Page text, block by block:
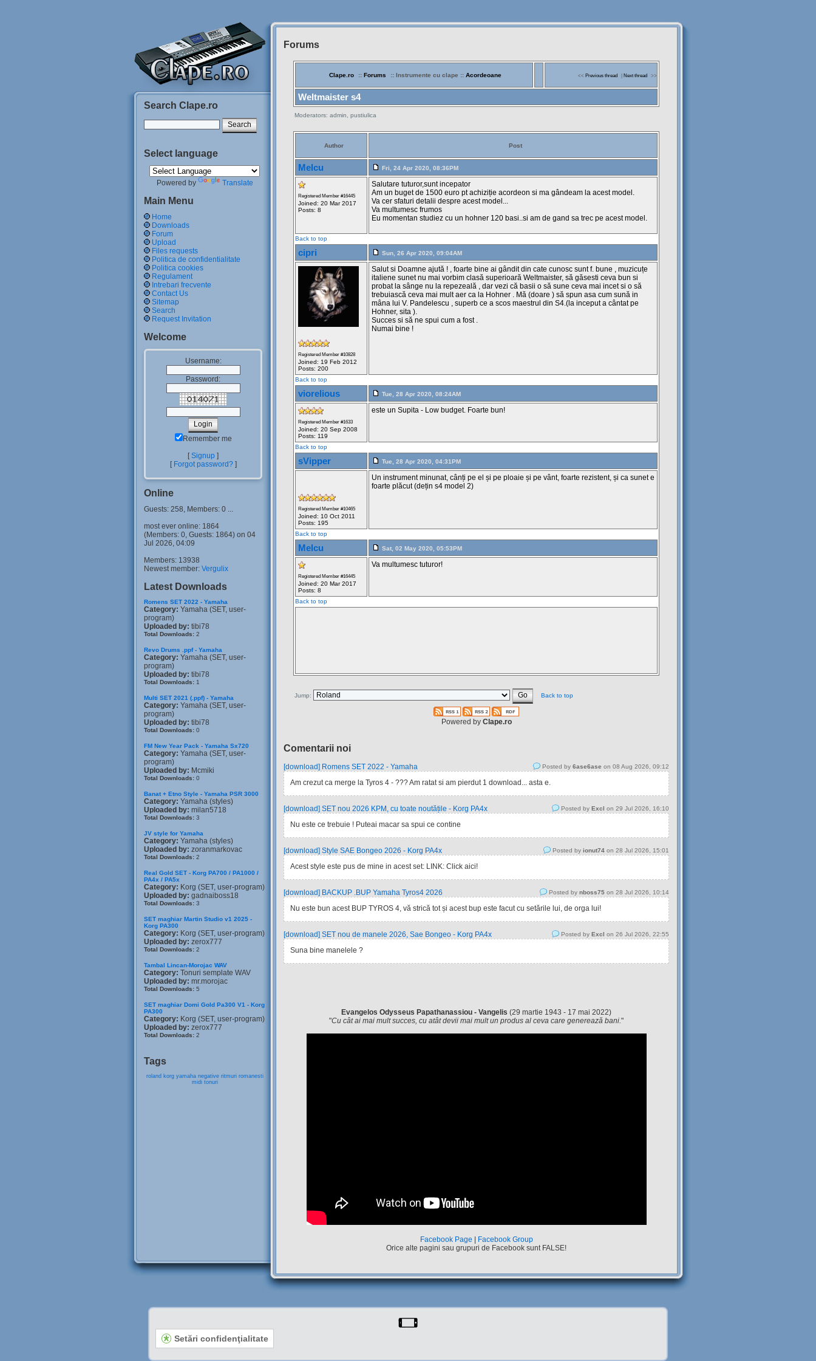
Search Clape.ro
Select language
Powered by Translate
Main Menu
Home
Downloads
Forum
Upload
Files requests
Politica de confidentialitate
Politica cookies
Regulament
Intrebari frecvente
Contact Us
Sitemap
Search
Request Invitation
Welcome
Username:
Password:
Remember me
[Signup ]
[ Forgot password?]
Online
Guests: 258, Members: 0 ...
most ever online: 1864
(Members: 0, Guests: 1864) on 04
Jul 2026, 04:09
Members: 13938
Newest member: Vergulix
Latest Downloads
Romens SET 2022 - Yamaha
Category: Yamaha (SET, user-
program)
Uploaded by: tibi78
Total Downloads: 2
Revo Drums .ppf - Yamaha
Category: Yamaha (SET, user-
program)
Uploaded by: tibi78
Total Downloads: 1
Multi SET 2021 (.ppf) - Yamaha
Category: Yamaha (SET, user-
program)
Uploaded by: tibi78
Total Downloads: 0
FM New Year Pack - Yamaha Sx720
Category: Yamaha (SET, user-
program)
Uploaded by: Mcmiki
Total Downloads: 0
Banat + Etno Style - Yamaha PSR 3000
Category: Yamaha (styles)
Uploaded by: milan5718
Total Downloads: 3
JV style for Yamaha
Category: Yamaha (styles)
Uploaded by: zoranmarkovac
Total Downloads: 2
Real Gold SET - Korg PA700 / PA1000 /
PA4x / PA5x
Category: Korg (SET, user-program)
Uploaded by: gadnaiboss18
Total Downloads: 3
SET maghiar Martin Studio v1 2025 -
Korg PA300
Category: Korg (SET, user-program)
Uploaded by: zerox777
Total Downloads: 2
Tambal Lincan-Morojac WAV
Category: Tonuri semplate WAV
Uploaded by: mr.morojac
Total Downloads: 5
SET maghiar Domi Gold Pa300 V1 - Korg
PA300
Category: Korg (SET, user-program)
Uploaded by: zerox777
Total Downloads: 2
Tags
roland korg yamaha negative ritmuri romanesti
midi tonuri
Forums
Clape.ro :: Forums :: Instrumente cu clape :: Acordeoane << Previous thread Next thread >>
Weltmaister s4
Moderators: admin, pustiulica
Author Post
Melcu Fri, 24 Apr 2020, 08:36PM
Registered Member #16445
Joined: 20 Mar 2017
Posts: 8
Salutare tuturor,sunt incepator
Am un buget de 1500 euro pt achiziție acordeon si ma gândeam la acest model.
Va cer sfaturi detalii despre acest model...
Va multumesc frumos
Eu momentan studiez cu un hohner 120 basi..si am de gand sa trec pe acest model.
Back to top
cipri Sun, 26 Apr 2020, 09:04AM
Registered Member #10828
Joined: 19 Feb 2012
Posts: 200
Salut si Doamne ajută ! , foarte bine ai gândit din cate cunosc sunt f. bune , muzicuțe
italiene sunet nu mai vorbim clasă superioară Weltmaister, să găsesti ceva bun si
probat la sânge nu la repezeală , dar vezi că basii o să sune ceva mai incet si o să
trebuiască ceva mai mult aer ca la Hohner . Mă (doare ) să spun asa cum sună in
mâna lui V. Pandelescu , superb ce a scos maestrul din S4.(la inceput a cântat pe
Hohner, sita ).
Succes si să ne spui cum a fost .
Numai bine !
Back to top
viorelious Tue, 28 Apr 2020, 08:24AM
Registered Member #1633
Joined: 20 Sep 2008
Posts: 119
este un Supita - Low budget. Foarte bun!
Back to top
sVipper Tue, 28 Apr 2020, 04:31PM
Registered Member #10465
Joined: 10 Oct 2011
Posts: 195
Un instrument minunat, cânți pe el și pe ploaie și pe vânt, foarte rezistent, și ca sunet e
foarte plăcut (dețin s4 model 2)
Back to top
Melcu Sat, 02 May 2020, 05:53PM
Registered Member #16445
Joined: 20 Mar 2017
Posts: 8
Va multumesc tuturor!
Back to top
Jump: Back to top
Powered by Clape.ro
Comentarii noi
[download] Romens SET 2022 - Yamaha Posted by 6ase6ase on 08 Aug 2026, 09:12
Am crezut ca merge la Tyros 4 - ??? Am ratat si am pierdut 1 download... asta e.
[download] SET nou 2026 KPM, cu toate noutățile - Korg PA4x Posted by Excl on 29 Jul 2026, 16:10
Nu este ce trebuie ! Puteai macar sa spui ce contine
[download] Style SAE Bongeo 2026 - Korg PA4x Posted by ionut74 on 28 Jul 2026, 15:01
Acest style este pus de mine in acest set: LINK: Click aici!
[download] BACKUP .BUP Yamaha Tyros4 2026 Posted by nboss75 on 28 Jul 2026, 10:14
Nu este bun acest BUP TYROS 4, vă strică tot și acest bup este facut cu setările lui, de orga lui!
[download] SET nou de manele 2026, Sae Bongeo - Korg PA4x Posted by Excl on 26 Jul 2026, 22:55
Suna bine manelele ?
Evangelos Odysseus Papathanassiou - Vangelis (29 martie 1943 - 17 mai 2022)
"Cu cât ai mai mult succes, cu atât devii mai mult un produs al ceva care generează bani."
Facebook Page
Facebook Group
Orice alte pagini sau grupuri de Facebook sunt FALSE!
Siteul
Muzicantilor
Setări confidenţialitate